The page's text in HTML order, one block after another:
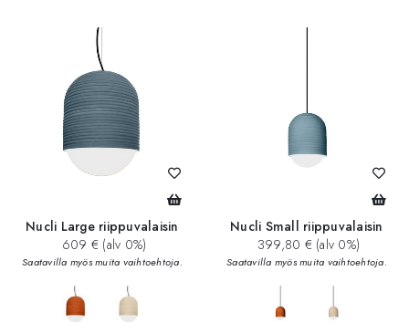
Nucli Large riippuvalaisin
609 € (alv 0%)
Saatavilla myös muita vaihtoehtoja.
Nucli Small riippuvalaisin
399,80 € (alv 0%)
Saatavilla myös muita vaihtoehtoja.